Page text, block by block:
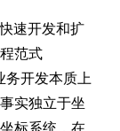
速开发和扩
范式
开发本质上
实独立于坐
标系统，在